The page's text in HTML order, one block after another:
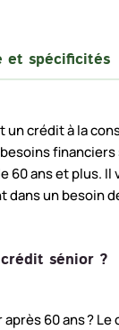
et spécificités
un crédit à la
60 ans et plus.
dans un besoin
crédit sénior ?
60 ans ?